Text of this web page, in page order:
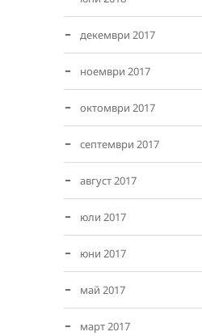
декември 2017
ноември 2017
октомври 2017
септември 2017
август 2017
юли 2017
юни 2017
май 2017
март 2017